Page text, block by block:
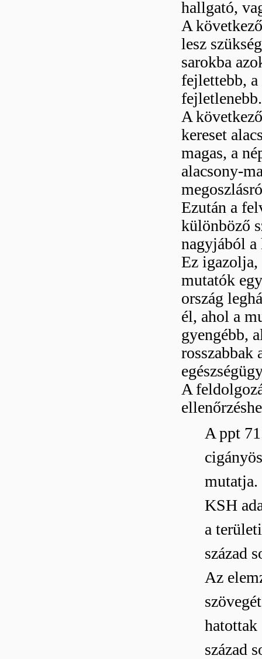
hallgató,
A
lesz
sarokba
fejlettebb, a
A
kereset
magas, a
alacsony-
Ezután a
különböző
nagyjából a
Ez igazolja,
mutatók
ország
él, ahol a
gyengébb,
rosszabbak
A
A ppt
mutatja.
KSH
a
század
Az
hatottak
század